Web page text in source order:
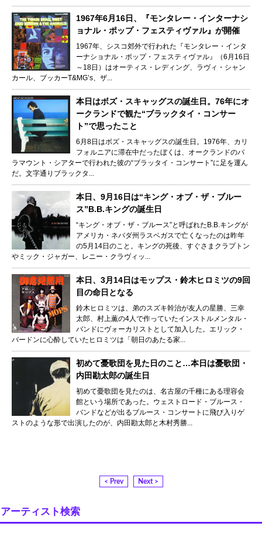
1967年6月16日、『モンタレー・インターナシ
ョナル・ポップ・フェスティヴァル』が開催
1967年、シスコ郊外で行われた『モンタレー・インタ
ーナショナル・ポップ・フェスティヴァル』（6月16日
～18日）はオーティス・レディング、ラヴィ・シャン
カール、ブッカーT&MG’s、ザ...
本日はボズ・スキャッグスの誕生日。76年にオ
ークランドで観た“ブラックタイ・コンサー
ト”で思ったこと
6月8日はボズ・スキャッグスの誕生日。1976年、カリ
フォルニアに滞在中だったぼくは、オークランドのパ
ラマウント・シアターで行われた彼の“ブラッタイ・コンサート”に足を運ん
だ。文字通りブラックタ...
本日、9月16日は“キング・オブ・ザ・ブルー
ス”B.B.キングの誕生日
“キング・オブ・ザ・ブルース”と呼ばれたB.B.キングが
アメリカ・ネバダ州ラスベガスで亡くなったのは昨年
の5月14日のこと。キングの死後、すぐさまクラプトン
やミック・ジャガー、レニー・クラヴィッ...
本日、3月14日はモップス・鈴木ヒロミツの9回
目の命日となる
鈴木ヒロミツは、弟のスズキ幹治が友人の星勝、三幸
太郎、村上薫の4人で作っていたインストルメンタル・
バンドにヴォーカリストとして加入した。エリック・
バードンに心酔していたヒロミツは「朝日のあたる家...
初めて憂歌団を見た日のこと…本日は憂歌団・
内田勘太郎の誕生日
初めて憂歌団を見たのは、名古屋の千種にある理容会
館という場所であった。ウェストロード・ブルース・
バンドなどが出るブルース・コンサートに飛び入りゲ
ストのような形で出演したのが、内田勘太郎と木村秀勝...
< Prev Next >
アーティスト検索